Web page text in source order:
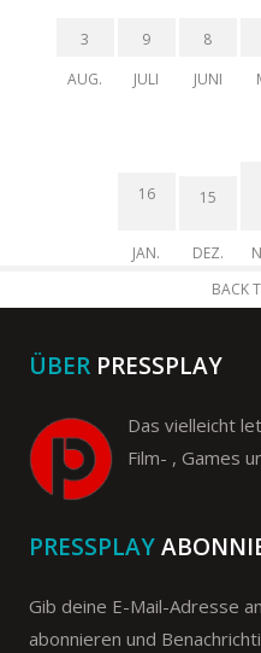
3
AUG.
9
JULI
8
JUNI
16
JAN.
15
DEZ.
BACK
ÜBER PRESSPLAY
Das vielleicht
Film- , Games
PRESSPLAY
Gib deine E-Mail-Adresse
abonnieren und